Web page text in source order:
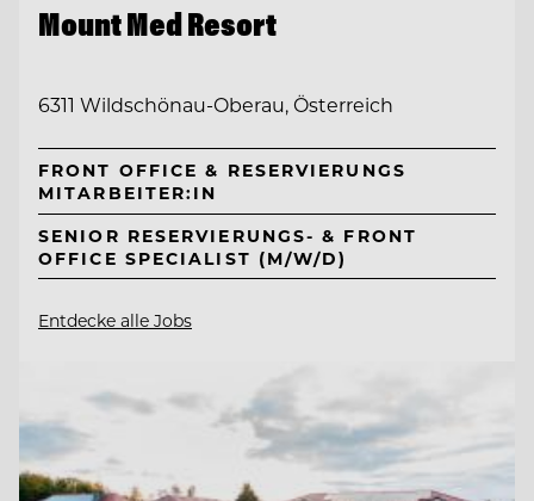
Mount Med Resort
6311 Wildschönau-Oberau, Österreich
FRONT OFFICE & RESERVIERUNGS
MITARBEITER:IN
SENIOR RESERVIERUNGS- & FRONT
OFFICE SPECIALIST (M/W/D)
Entdecke alle Jobs